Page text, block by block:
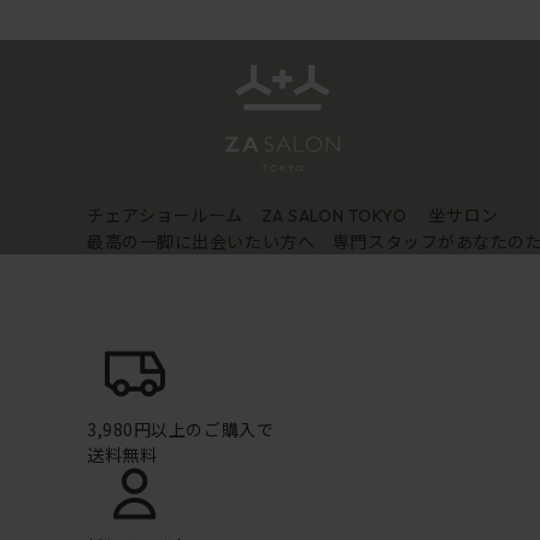
チェアショールーム ZA SALON TOKYO
坐サロン
最高の一脚に出会いたい方へ 専門スタッフがあなたの
3,980円以上のご購入で
送料無料